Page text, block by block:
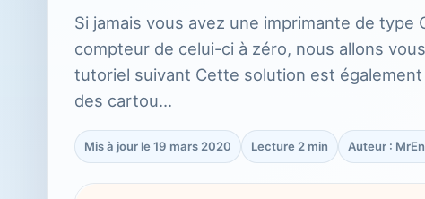
Si jamais vous avez une imprimante de type
compteur de celui-ci à zéro, nous allons
tutoriel suivant Cette solution est
des cartou…
Mis à jour le 19 mars 2020 Lecture 2 min Auteur :